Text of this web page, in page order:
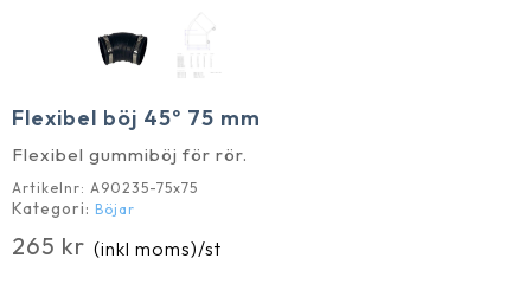
Flexibel böj 45º 75 mm
Flexibel gummiböj för rör.
Artikelnr: A90235-75x75
Kategori: Böjar
265 kr (inkl moms)/st